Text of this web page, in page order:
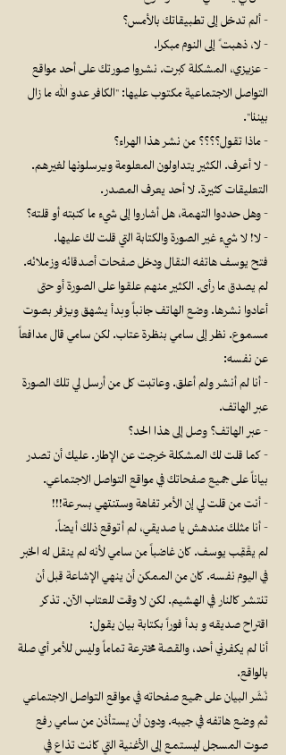
- ألم تدخل إلى تطبيقاتك بالأمس؟
- لا، ذهبت ً إلى النوم مبكرا.
- عزيزي، المشكلة كبرت. نشروا صورتك على أحد مواقع
التواصل الاجتماعية مكتوب عليها: "الكافر عدو الله ما زال
بيننا".
- ماذا تقول؟؟؟؟ من نشر هذا الهراء؟
- لا أعرف. الكثير يتداولون المعلومة ويرسلونها لغيرهم.
التعليقات كثيرة. لا أحد يعرف المصدر.
- وهل حددوا التهمة، هل أشاروا إلى شيء ما كتبته أو قلته؟
- لا! لا شيء غير الصورة والكتابة التي قلت لك عليها.
فتح يوسف هاتفه النقال ودخل صفحات أصدقائه وزملائه.
لم يصدق ما رأى. الكثير منهم علقوا على الصورة أو حتى
أعادوا نشرها. وضع الهاتف جانباً وبدأ يشهق ويزفر بصوت
مسموع. نظر إلى سامي بنظرة عتاب. لكن سامي قال مدافعاً
عن نفسه:
- أنا لم أنشر ولم أعلق. وعاتبت كل من أرسل لي تلك الصورة
عبر الهاتف.
- عبر الهاتف؟ وصل إلى هذا الحد؟
- كما قلت لك المشكلة خرجت عن الإطار. عليك أن تصدر
بياناً على جميع صفحاتك في مواقع التواصل الاجتماعي.
- أنت من قلت لي إن الأمر تفاهة وستنتهي بسرعة!!!
- أنا مثلك مندهش يا صديقي، لم أتوقع ذلك أيضاً.
لم يعَّقِب يوسف. كان غاضباً من سامي لأنه لم ينقل له الخبر
في اليوم نفسه. كان من الممكن أن ينهي الإشاعة قبل أن
تنتشر كالنار في الهشيم. لكن لا وقت للعتاب الآن. تذكر
اقتراح صديقه و بدأ فوراً بكتابة بيان يقول:
أنا لم يكفرني أحد، والقصة مخترعة تماماً وليس للأمر أي صلة
بالواقع.
نَشَر البيان على جميع صفحاته في مواقع التواصل الاجتماعي
ثم وضع هاتفه في جيبه. ودون أن يستأذن من سامي رفع
صوت المسجل ليستمع إلى الأغنية التي كانت تذاع في